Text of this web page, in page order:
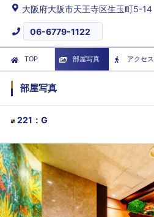
大阪府大阪市天王寺区生玉町5-14
06-6779-1122
TOP 部屋写真
アクセス
部屋写真
221 ： G